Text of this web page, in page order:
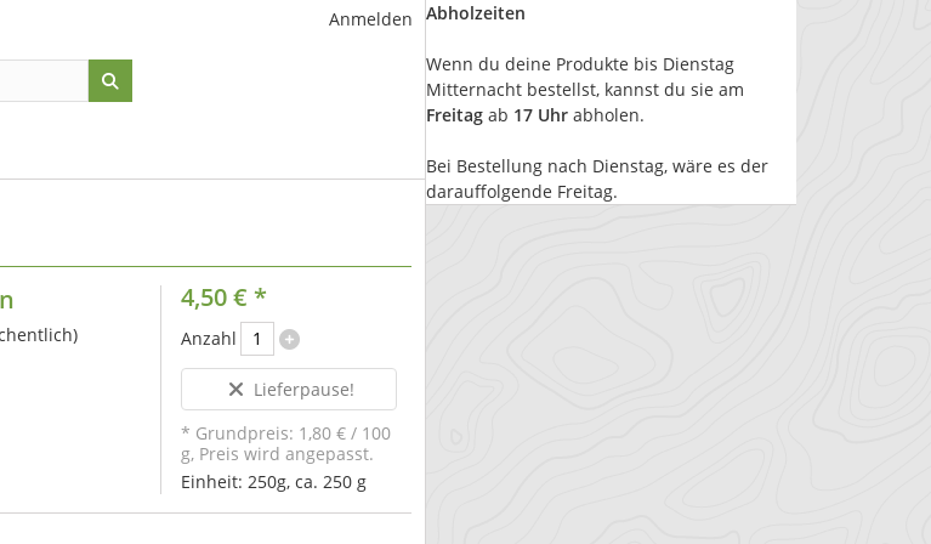
Anmelden
4,50 € *
Anzahl
Lieferpause!
* Grundpreis: 1,80 € / 100
g, Preis wird angepasst.
Einheit: 250g, ca. 250 g
Abholzeiten
Wenn du deine Produkte bis Dienstag
Mitternacht bestellst, kannst du sie am
Freitag ab 17 Uhr abholen.
Bei Bestellung nach Dienstag, wäre es der
darauffolgende Freitag.